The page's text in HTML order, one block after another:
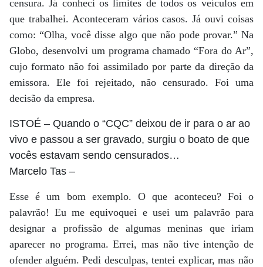
censura. Já conheci os limites de todos os veículos em
que trabalhei. Aconteceram vários casos. Já ouvi coisas
como: “Olha, você disse algo que não pode provar.” Na
Globo, desenvolvi um programa chamado “Fora do Ar”,
cujo formato não foi assimilado por parte da direção da
emissora. Ele foi rejeitado, não censurado. Foi uma
decisão da empresa.
ISTOÉ – Quando o “CQC” deixou de ir para o ar ao
vivo e passou a ser gravado, surgiu o boato de que
vocês estavam sendo censurados…
Marcelo Tas –
Esse é um bom exemplo. O que aconteceu? Foi o
palavrão! Eu me equivoquei e usei um palavrão para
designar a profissão de algumas meninas que iriam
aparecer no programa. Errei, mas não tive intenção de
ofender alguém. Pedi desculpas, tentei explicar, mas não